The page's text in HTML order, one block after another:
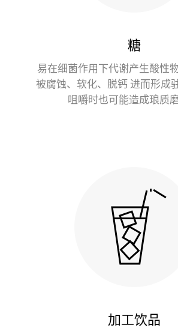
糖
易在细菌作用下代谢产生酸性
被腐蚀、软化、脱钙 进而形成
咀嚼时也可能造成琅质磨
加工饮品